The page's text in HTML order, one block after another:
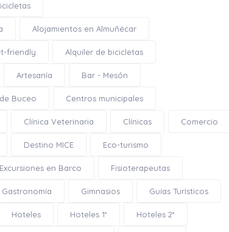
Alojamientos en Almuñécar
friendly Alquiler de bicicletas
Artesanía Bar - Mesón
Buceo Centros municipales
Clínica Veterinaria Clínicas Comercio
Destino MICE Eco-turismo
Excursiones en Barco Fisioterapeutas
Gastronomía Gimnasios Guías Turísticos
Hoteles Hoteles 1* Hoteles 2*